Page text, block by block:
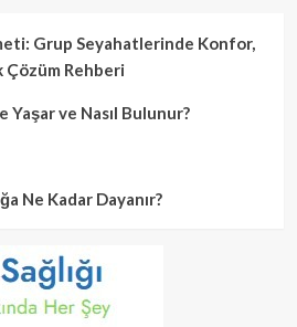
Grup Seyahatlerinde Konfor,
Çözüm Rehberi
ve Nasıl Bulunur?
Ne Kadar Dayanır?